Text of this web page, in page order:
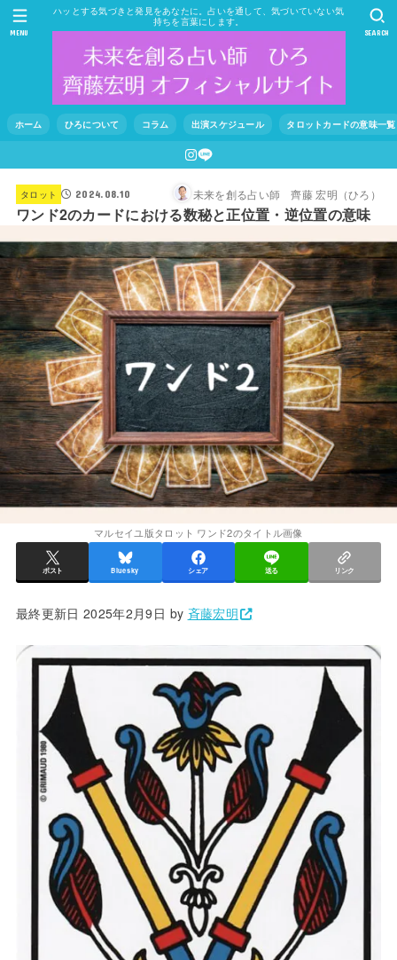
ハッとする気づきと発見をあなたに。占いを通して、気づいていない気
持ちを言葉にします。
ホーム ひろについて コラム 出演スケジュール タロットカードの意味一覧
SEARCH
MENU
タロット 2024.08.10 未来を創る占い師 齊藤 宏明（ひろ）
ワンド2のカードにおける数秘と正位置・逆位置の意味
マルセイユ版タロット ワンド2のタイトル画像
ポスト Bluesky シェア 送る リンク
最終更新日 2025年2月9日 by 斉藤宏明